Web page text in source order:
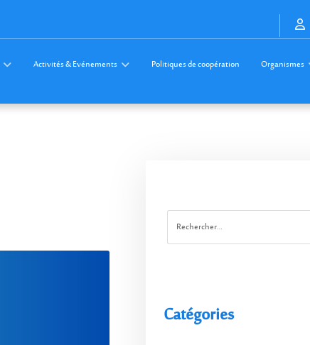
Activités & Evénements Politiques de coopération Organismes
Catégories